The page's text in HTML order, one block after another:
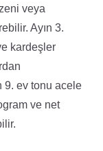
veya
Ayın 3.
kardeşler
9. ev tonu acele
ve net